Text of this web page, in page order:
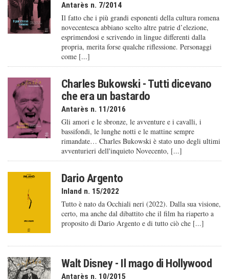
Antarès n. 7/2014
Il fatto che i più grandi esponenti della cultura romena
novecentesca abbiano scelto altre patrie d’elezione,
esprimendosi e scrivendo in lingue differenti dalla
propria, merita forse qualche riflessione. Personaggi
come [...]
Charles Bukowski - Tutti dicevano
che era un bastardo
Antarès n. 11/2016
Gli amori e le sbronze, le avventure e i cavalli, i
bassifondi, le lunghe notti e le mattine sempre
rimandate… Charles Bukowski è stato uno degli ultimi
avventurieri dell'inquieto Novecento, [...]
Dario Argento
Inland n. 15/2022
Tutto è nato da Occhiali neri (2022). Dalla sua visione,
certo, ma anche dal dibattito che il film ha riaperto a
proposito di Dario Argento e di tutto ciò che [...]
Walt Disney - Il mago di Hollywood
Antarès n. 10/2015